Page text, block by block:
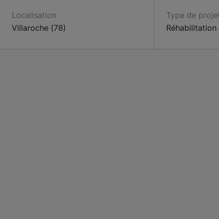
Localisation
Villaroche (78)
Type de
Réhabilitation